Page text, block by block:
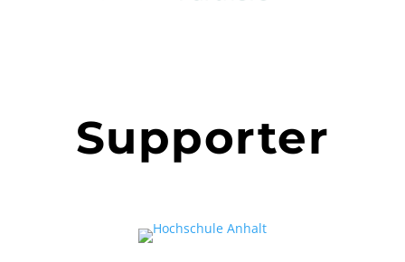
Supporter